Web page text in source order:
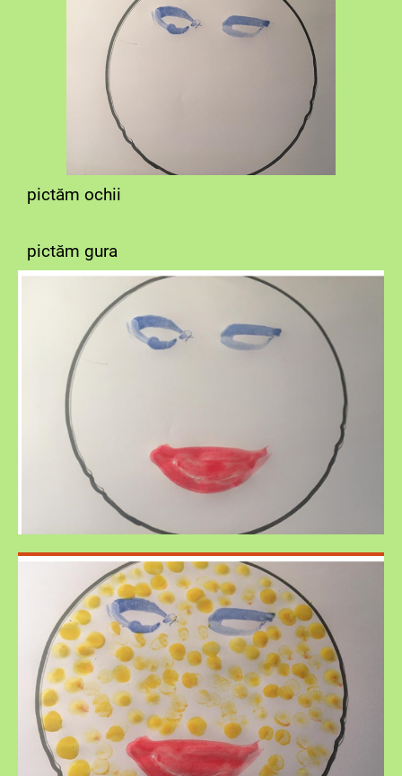
pictăm ochii
pictăm gura